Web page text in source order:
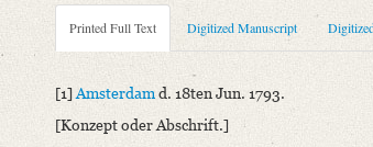
Metadata Concerning Header
Sender: August Wilhelm von Schlegel
Recipient: Luise Wiedemann
Place of Dispatch: Amsterdam
Place of Destination: Göttingen
Printed Full Text Digitized Manuscript
[1]Amsterdamd. 18ten Jun. 1793.
[Konzept oder Abschrift.]